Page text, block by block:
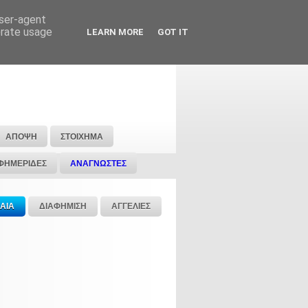
ΑΠΟΨΗ ΣΤΟΙΧΗΜΑ
ΑΝΑΓΝΩΣΤΕΣ
ΔΙΑΦΗΜΙΣΗ ΑΓΓΕΛΙΕΣ
agent
usage
LEARN MORE GOT IT